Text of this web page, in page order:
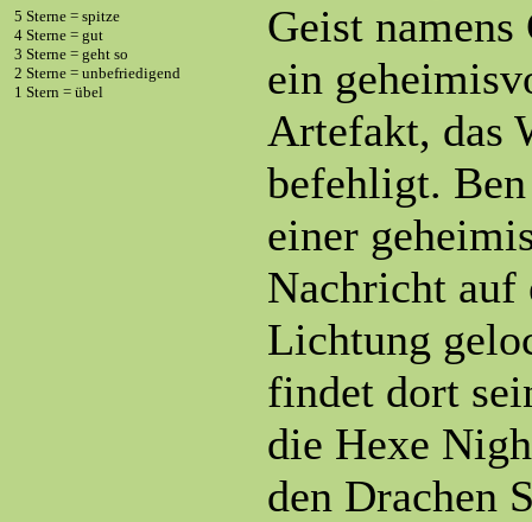
5 Sterne = spitze
4 Sterne = gut
3 Sterne = geht so
2 Sterne = unbefriedigend
1 Stern = übel
Geist namens
ein
Artefakt, das
befehligt.
einer
Nachricht auf
Lichtung
findet dort
die Hexe
den Drachen